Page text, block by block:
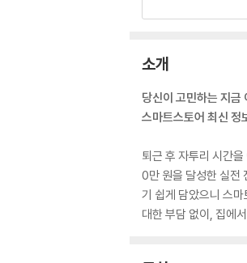
소개
당신이 고민하는 지금
스마트스토어 최신 정
퇴근 후 자투리 시간
0만 원을 달성한 실전
기 쉽게 담았으니 스마
대한 부담 없이, 집에